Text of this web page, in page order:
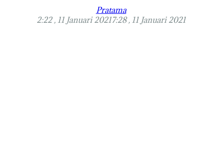
Pratama
2:22 , 11 Januari 20217:28 , 11 Januari 2021